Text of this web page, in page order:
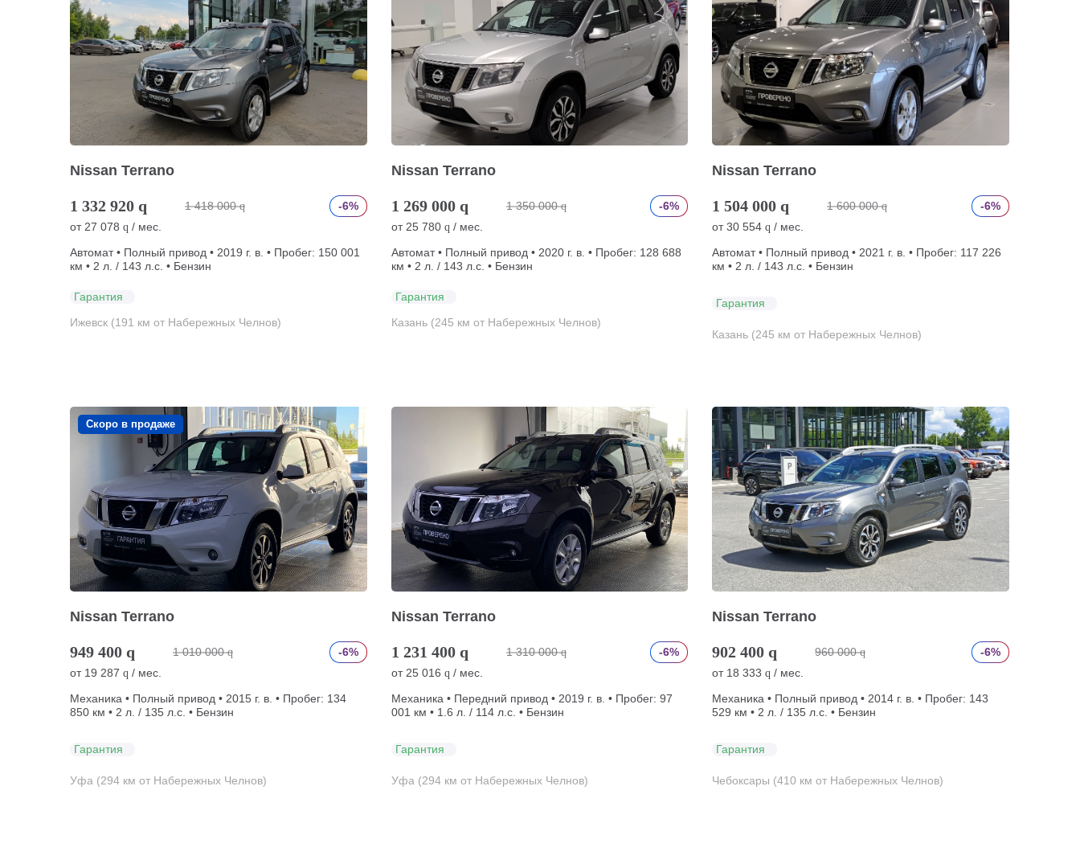
Nissan Terrano
1 332 920 q 1 418 000 q
-6%
от 27 078 q / мес.
Автомат • Полный привод • 2019 г. в. • Пробег: 150 001
км • 2 л. / 143 л.с. • Бензин
Гарантия
Ижевск (191 км от Набережных Челнов)
Nissan Terrano
1 269 000 q 1 350 000 q
-6%
от 25 780 q / мес.
Автомат • Полный привод • 2020 г. в. • Пробег: 128 688
км • 2 л. / 143 л.с. • Бензин
Гарантия
Казань (245 км от Набережных Челнов)
Nissan Terrano
1 504 000 q 1 600 000 q
-6%
от30 554 q / мес.
Автомат • Полный привод • 2021 г. в. • Пробег: 117 226
км • 2 л. / 143 л.с. • Бензин
Гарантия
Казань (245 км от Набережных Челнов)
Скоро в продаже
Nissan Terrano
949 400 q 1 010 000 q
-6%
от 19 287 q / мес.
Механика • Полный привод • 2015 г. в. • Пробег: 134
850 км • 2 л. / 135 л.с. • Бензин
Гарантия
Уфа (294 км от Набережных Челнов)
Nissan Terrano
1 231 400 q 1 310 000 q
-6%
от 25 016 q / мес.
Механика • Передний привод • 2019 г. в. • Пробег: 97
001 км • 1.6 л. / 114 л.с. • Бензин
Гарантия
Уфа (294 км от Набережных Челнов)
Nissan Terrano
902 400 q 960 000 q
-6%
от 18 333 q / мес.
Механика • Полный привод • 2014 г. в. • Пробег: 143
529 км • 2 л. / 135 л.с. • Бензин
Гарантия
Чебоксары (410 км от Набережных Челнов)